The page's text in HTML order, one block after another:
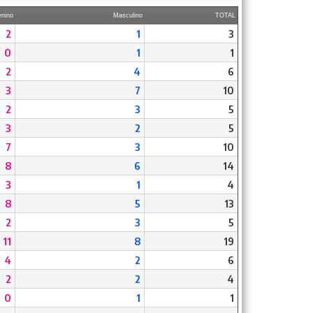
Masculino TOTAL
2 1
3
0
1
1
2
4
6
3
7
10
2
3
5
3
2
5
7
3
10
8
6
14
3
1
4
8
5
13
2
3
5
11
8
19
4
2
6
2
2
4
0
1
1